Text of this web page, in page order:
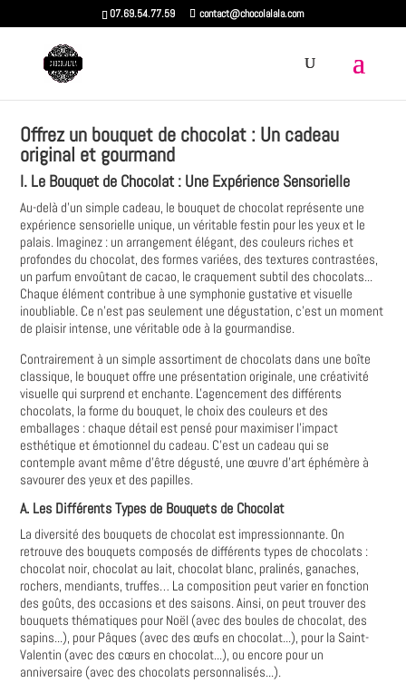
07.69.54.77.59 contact@chocolalala.com
Offrez un bouquet de chocolat : Un cadeau
original et gourmand
I. Le Bouquet de Chocolat : Une Expérience Sensorielle
Au-delà d'un simple cadeau, le bouquet de chocolat représente une
expérience sensorielle unique, un véritable festin pour les yeux et le
palais. Imaginez : un arrangement élégant, des couleurs riches et
profondes du chocolat, des formes variées, des textures contrastées,
un parfum envoûtant de cacao, le craquement subtil des chocolats...
Chaque élément contribue à une symphonie gustative et visuelle
inoubliable. Ce n'est pas seulement une dégustation, c'est un moment
de plaisir intense, une véritable ode à la gourmandise.
Contrairement à un simple assortiment de chocolats dans une boîte
classique, le bouquet offre une présentation originale, une créativité
visuelle qui surprend et enchante. L'agencement des différents
chocolats, la forme du bouquet, le choix des couleurs et des
emballages : chaque détail est pensé pour maximiser l'impact
esthétique et émotionnel du cadeau. C’est un cadeau qui se
contemple avant même d’être dégusté, une œuvre d'art éphémère à
savourer des yeux et des papilles.
A. Les Différents Types de Bouquets de Chocolat
La diversité des bouquets de chocolat est impressionnante. On
retrouve des bouquets composés de différents types de chocolats :
chocolat noir, chocolat au lait, chocolat blanc, pralinés, ganaches,
rochers, mendiants, truffes… La composition peut varier en fonction
des goûts, des occasions et des saisons. Ainsi, on peut trouver des
bouquets thématiques pour Noël (avec des boules de chocolat, des
sapins...), pour Pâques (avec des œufs en chocolat...), pour la Saint-
Valentin (avec des cœurs en chocolat...), ou encore pour un
anniversaire (avec des chocolats personnalisés...).